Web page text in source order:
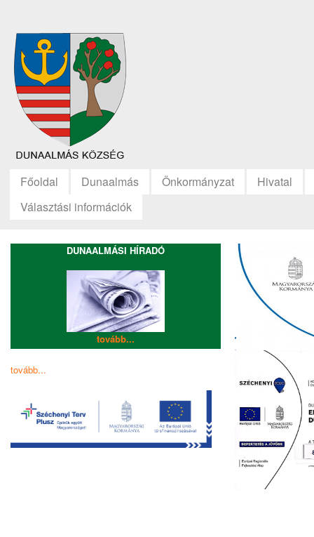
Főoldal Dunaalmás Önkormányzat
Hivatal
Választási információk
DUNAALMÁSI HÍRADÓ
tovább...
tovább...